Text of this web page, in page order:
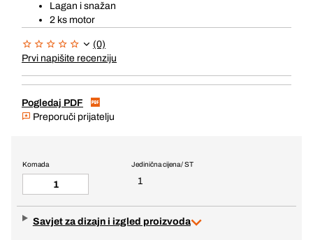
Lagan i snažan
2 ks motor
(0)
Prvi napišite recenziju
Pogledaj PDF
Preporuči prijatelju
Jedinična cijena / ST
1
Komada
Savjet za dizajn i izgled proizvoda